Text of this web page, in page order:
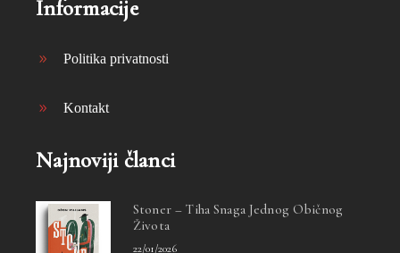
Informacije
Politika privatnosti
Kontakt
Najnoviji članci
Stoner – Tiha Snaga Jednog Običnog
Života
22/01/2026